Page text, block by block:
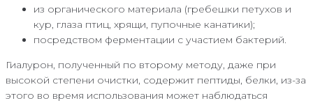
из органического материала (гребешки петухов и
кур, глаза птиц, хрящи, пупочные канатики);
посредством ферментации с участием бактерий.
Гиалурон, полученный по второму методу, даже при
высокой степени очистки, содержит пептиды, белки, из-за
этого во время использования может наблюдаться